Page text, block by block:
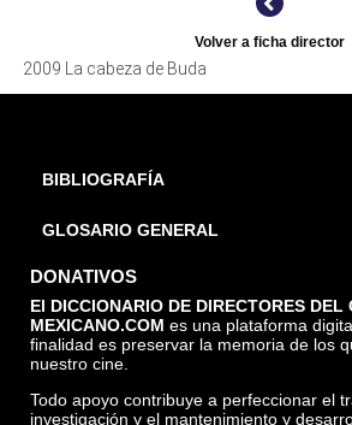
Volver a ficha director
2009 La cabeza de Buda
BIBLIOGRAFÍA
GLOSARIO GENERAL
DONATIVOS
El DICCIONARIO DE DIRECTORES DEL
MEXICANO.COM es una plataforma
finalidad es preservar la memoria de los
nuestro cine.
Todo apoyo contribuye a perfeccionar el
investigación y el mantenimiento y